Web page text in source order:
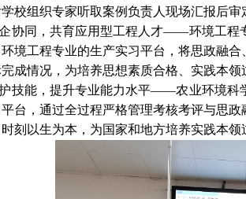
校组织专家听取案例负责人现场汇报后审
企协同，共育应用型工程人才——环境工
境工程专业的生产实习平台，将思政融
成情况，为培养思想素质合格、实践本
护技能，提升专业能力水平——农业环境
台，通过全过程严格管理考核考评与思
刻以生为本，为国家和地方培养实践本